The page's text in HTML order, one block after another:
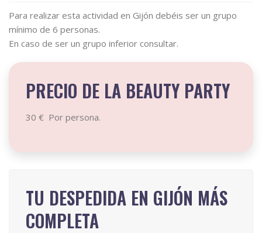
Para realizar esta actividad en Gijón debéis ser un grupo
mínimo de 6 personas.
En caso de ser un grupo inferior consultar.
PRECIO DE LA BEAUTY PARTY
30 € Por persona.
TU DESPEDIDA EN GIJÓN MÁS
COMPLETA